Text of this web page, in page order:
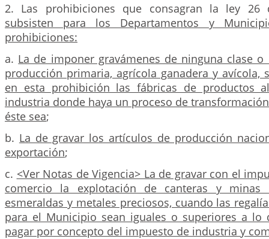
2. Las prohibiciones que consagran la ley
subsisten para los Departamentos y
prohibiciones:
a. La de imponer gravámenes de ninguna clase
producción primaria, agrícola ganadera y avícola,
en esta prohibición las fábricas de productos
industria donde haya un proceso de
éste sea;
b. La de gravar los artículos de producción
exportación;
c. <Ver Notas de Vigencia> La de gravar con el
comercio la explotación de canteras y minas
esmeraldas y metales preciosos, cuando las
para el Municipio sean iguales o superiores a lo
pagar por concepto del impuesto de industria y